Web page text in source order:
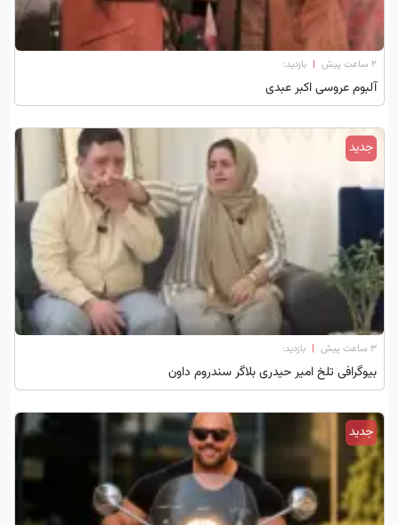
۲ ساعت پیش | بازدید:
آلبوم عروسی اکبر عبدی
جدید
۳ ساعت پیش | بازدید:
بیوگرافی تلخ امیر حیدری بلاگر سندروم داون
جدید